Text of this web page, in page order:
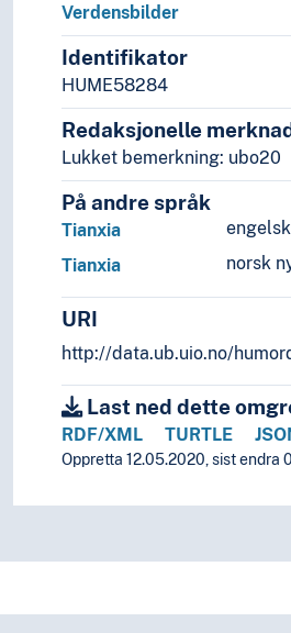
Morfologi (Lingvistikk)
Morfosyntaks
Negasjon
Operatorer (Lingvistikk)
Ordklasser
Parametre (Grammatikk)
Polaritet (Grammatikk)
Possessiv
Pragmatikk
Regelmessighet
Reksjon
Rekursjon
Relativisering
Resiproke
Semantikk
(semantikk etter type)
Aksjonsart
Etiske begreper
Analogi
Verdensbilder
Identifikator
HUME58284
Redaksjonelle
Lukket bemerkning: ubo20
På andre språk
engelsk
Tianxia
norsk
Tianxia
URI
http://data.ub.uio.no/
Last ned dette
RDF/XML TURTLE
Oppretta 12.05.2020, sist endra